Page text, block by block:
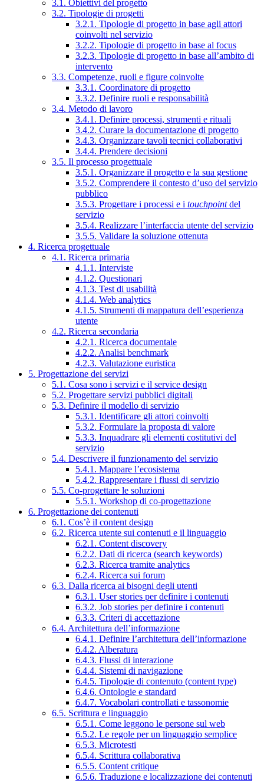
3.1. Obiettivi del progetto
3.2. Tipologie di progetti
3.2.1. Tipologie di progetto in base agli attori
coinvolti nel servizio
3.2.2. Tipologie di progetto in base al focus
3.2.3. Tipologie di progetto in base all’ambito di
intervento
3.3. Competenze, ruoli e figure coinvolte
3.3.1. Coordinatore di progetto
3.3.2. Definire ruoli e responsabilità
3.4. Metodo di lavoro
3.4.1. Definire processi, strumenti e rituali
3.4.2. Curare la documentazione di progetto
3.4.3. Organizzare tavoli tecnici collaborativi
3.4.4. Prendere decisioni
3.5. Il processo progettuale
3.5.1. Organizzare il progetto e la sua gestione
3.5.2. Comprendere il contesto d’uso del servizio
pubblico
3.5.3. Progettare i processi e i touchpointdel
servizio
3.5.4. Realizzare l’interfaccia utente del servizio
3.5.5. Validare la soluzione ottenuta
4. Ricerca progettuale
4.1. Ricerca primaria
4.1.1. Interviste
4.1.2. Questionari
4.1.3. Test di usabilità
4.1.4. Web analytics
4.1.5. Strumenti di mappatura dell’esperienza
utente
4.2. Ricerca secondaria
4.2.1. Ricerca documentale
4.2.2. Analisi benchmark
4.2.3. Valutazione euristica
5. Progettazione dei servizi
5.1. Cosa sono i servizi e il service design
5.2. Progettare servizi pubblici digitali
5.3. Definire il modello di servizio
5.3.1. Identificare gli attori coinvolti
5.3.2. Formulare la proposta di valore
5.3.3. Inquadrare gli elementi costitutivi del
servizio
5.4. Descrivere il funzionamento del servizio
5.4.1. Mappare l’ecosistema
5.4.2. Rappresentare i flussi di servizio
5.5. Co-progettare le soluzioni
5.5.1. Workshop di co-progettazione
6. Progettazione dei contenuti
6.1. Cos’è il content design
6.2. Ricerca utente sui contenuti e il linguaggio
6.2.1. Content discovery
6.2.2. Dati di ricerca (search keywords)
6.2.3. Ricerca tramite analytics
6.2.4. Ricerca sui forum
6.3. Dalla ricerca ai bisogni degli utenti
6.3.1. User stories per definire i contenuti
6.3.2. Job stories per definire i contenuti
6.3.3. Criteri di accettazione
6.4. Architettura dell’informazione
6.4.1. Definire l’architettura dell’informazione
6.4.2. Alberatura
6.4.3. Flussi di interazione
6.4.4. Sistemi di navigazione
6.4.5. Tipologie di contenuto (content type)
6.4.6. Ontologie e standard
6.4.7. Vocabolari controllati e tassonomie
6.5. Scrittura e linguaggio
6.5.1. Come leggono le persone sul web
6.5.2. Le regole per un linguaggio semplice
6.5.3. Microtesti
6.5.4. Scrittura collaborativa
6.5.5. Content critique
6.5.6. Traduzione e localizzazione dei contenuti